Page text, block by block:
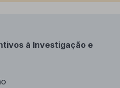
à Investigação e